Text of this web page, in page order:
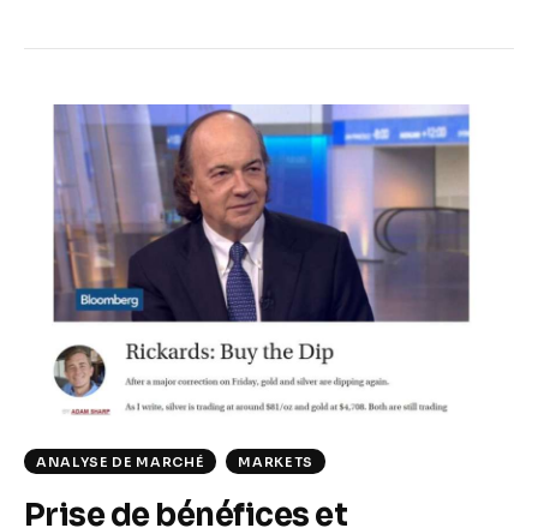
ANALYSE DE MARCHÉ MARKETS
Prise de bénéfices et